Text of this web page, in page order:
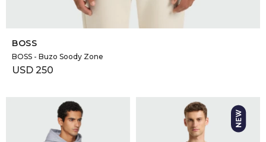
BOSS
BOSS - Buzo Soody Zone
USD 250